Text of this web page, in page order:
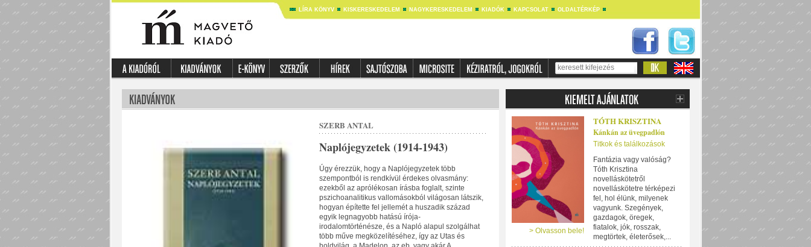
LÍRA KÖNYV KISKERESKEDELEM NAGYKERESKEDELEM KIADÓK KAPCSOLAT OLDALTÉRKÉP
SZERB ANTAL
Naplójegyzetek (1914-1943)
Úgy érezzük, hogy a Naplójegyzetek több
szempontból is rendkívül érdekes olvasmány:
ezekből az aprólékosan írásba foglalt, szinte
pszichoanalitikus vallomásokból világosan látszik,
hogyan építette fel jellemét a huszadik század
egyik legnagyobb hatású írója-
irodalomtörténésze, és a Napló alapul szolgálhat
több műve megközelítéséhez, így az Utas és
> Olvasson bele!
TÓTH KRISZTINA
Kánkán az üvegpadlón
Titkok és találkozások
Fantázia vagy valóság?
Tóth Krisztina
novelláskötetről
novelláskötetre térképezi
fel, hol élünk, milyenek
vagyunk. Szegények,
gazdagok, öregek,
fiatalok, jók, rosszak,
megtörtek, életerősek,...